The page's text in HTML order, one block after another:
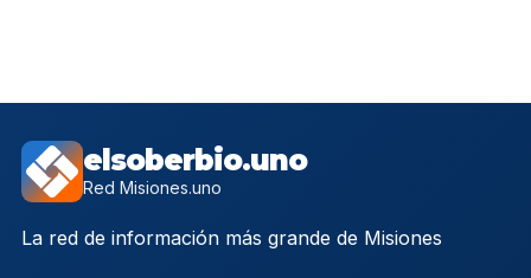
elsoberbio.uno
Red Misiones.uno
La red de información más grande de Misiones